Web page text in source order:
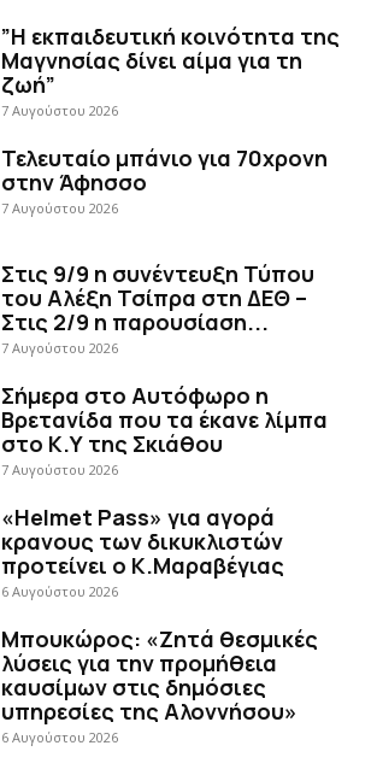
”Η εκπαιδευτική κοινότητα της
Μαγνησίας δίνει αίμα για τη
ζωή”
7 Αυγούστου 2026
Τελευταίο μπάνιο για 70χρονη
στην Άφησσο
7 Αυγούστου 2026
Στις 9/9 η συνέντευξη Τύπου
του Αλέξη Τσίπρα στη ΔΕΘ –
Στις 2/9 η παρουσίαση...
7 Αυγούστου 2026
Σήμερα στο Αυτόφωρο η
Βρετανίδα που τα έκανε λίμπα
στο Κ.Υ της Σκιάθου
7 Αυγούστου 2026
«Helmet Pass» για αγορά
κρανους των δικυκλιστών
προτείνει ο Κ.Μαραβέγιας
6 Αυγούστου 2026
Μπουκώρος: «Ζητά θεσμικές
λύσεις για την προμήθεια
καυσίμων στις δημόσιες
υπηρεσίες της Αλοννήσου»
6 Αυγούστου 2026